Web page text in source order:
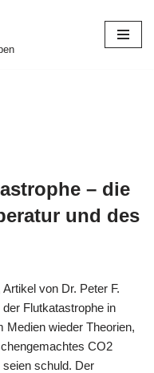
– die
und des
von Dr. Peter F.
Flutkatastrophe in
Medien wieder Theorien,
CO2
schuld. Der